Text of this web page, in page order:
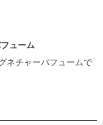
ューム
ネチャーパフュームで